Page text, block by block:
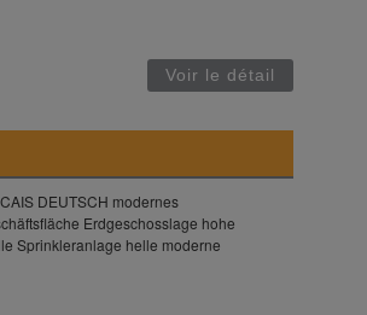
Voir le détail
DEUTSCH modernes
Erdgeschosslage hohe
Sprinkleranlage helle moderne